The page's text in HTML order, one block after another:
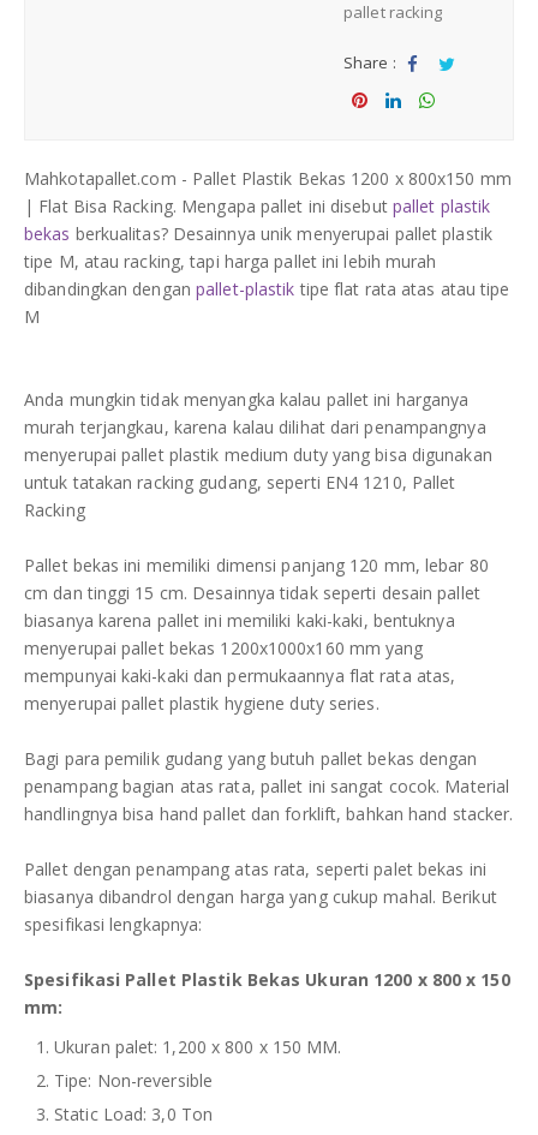
Plastik PE
DAFTAR ISI
KONTAK
pallet racking
Share :
Sha Tw
Mahkotapallet.com - Pallet Plastik Bekas 1200 x 800x150 mm
| Flat Bisa Racking. Mengapa pallet ini disebut pallet plastik
bekas berkualitas? Desainnya unik menyerupai pallet plastik
tipe M, atau racking, tapi harga pallet ini lebih murah
dibandingkan dengan pallet-plastik tipe flat rata atas atau tipe
M
Anda mungkin tidak menyangka kalau pallet ini harganya
murah terjangkau, karena kalau dilihat dari penampangnya
menyerupai pallet plastik medium duty yang bisa digunakan
untuk tatakan racking gudang, seperti EN4 1210, Pallet
Racking
Pallet bekas ini memiliki dimensi panjang 120 mm, lebar 80
cm dan tinggi 15 cm. Desainnya tidak seperti desain pallet
biasanya karena pallet ini memiliki kaki-kaki, bentuknya
menyerupai pallet bekas 1200x1000x160 mm yang
mempunyai kaki-kaki dan permukaannya flat rata atas,
menyerupai pallet plastik hygiene duty series.
Bagi para pemilik gudang yang butuh pallet bekas dengan
penampang bagian atas rata, pallet ini sangat cocok. Material
handlingnya bisa hand pallet dan forklift, bahkan hand stacker.
Pallet dengan penampang atas rata, seperti palet bekas ini
biasanya dibandrol dengan harga yang cukup mahal. Berikut
spesifikasi lengkapnya:
Spesifikasi Pallet Plastik Bekas Ukuran 1200 x 800 x 150
mm:
Ukuran palet: 1,200 x 800 x 150 MM.
Tipe: Non-reversible
Static Load: 3,0 Ton